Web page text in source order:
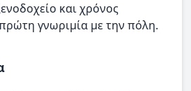
και χρόνος
γνωριμία με την πόλη.